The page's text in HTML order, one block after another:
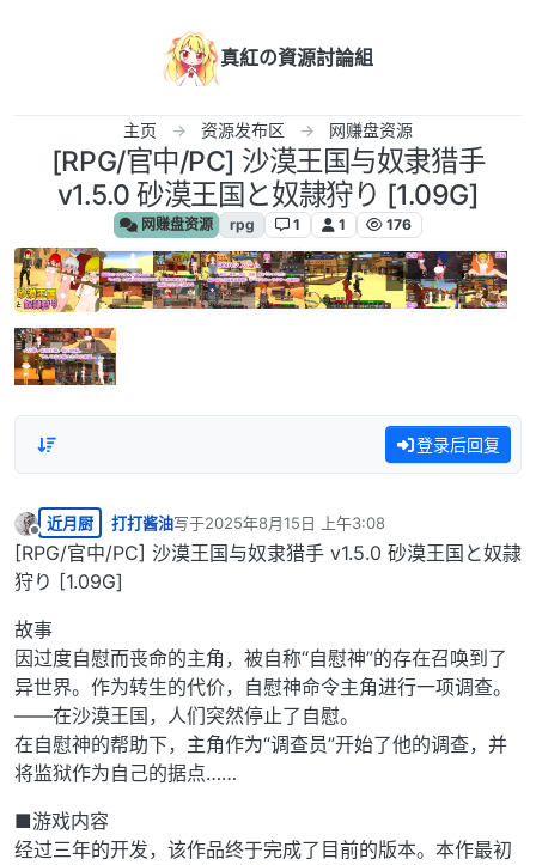
真紅の資源討論組
主页 资源发布区 网赚盘资源
[RPG/官中/PC] 沙漠王国与奴隶猎手
v1.5.0 砂漠王国と奴隷狩り [1.09G]
网赚盘资源 rpg 1 1 176
登录后回复
离线
近月厨 打打酱油写于2025年8月15日 上午3:08
最后由 编辑
[RPG/官中/PC] 沙漠王国与奴隶猎手 v1.5.0 砂漠王国と奴隷
狩り [1.09G]
故事
因过度自慰而丧命的主角，被自称“自慰神”的存在召唤到了
异世界。作为转生的代价，自慰神命令主角进行一项调查。
——在沙漠王国，人们突然停止了自慰。
在自慰神的帮助下，主角作为“调查员”开始了他的调查，并
将监狱作为自己的据点……
■游戏内容
经过三年的开发，该作品终于完成了目前的版本。本作最初